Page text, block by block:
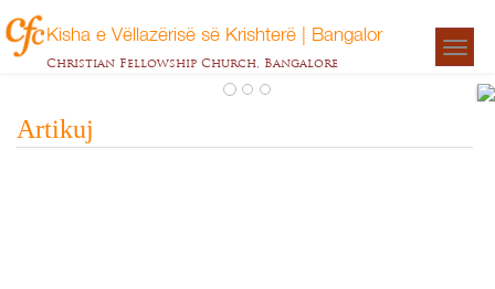
Kisha e Vëllazërisë së Krishterë | Bangalor
Christian Fellowship Church, Bangalore
Artikuj